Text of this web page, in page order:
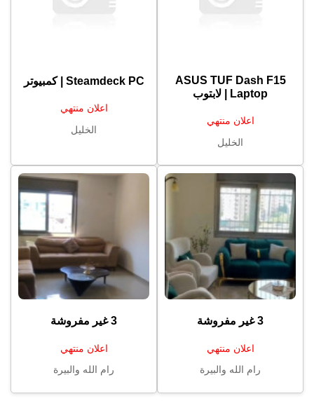
ASUS TUF Dash F15
Laptop | لابتوب
اعلان منتهي
الخليل
Steamdeck PC | كمبيوتر
اعلان منتهي
الخليل
3 غير مفروشة
اعلان منتهي
رام الله والبيرة
3 غير مفروشة
اعلان منتهي
رام الله والبيرة